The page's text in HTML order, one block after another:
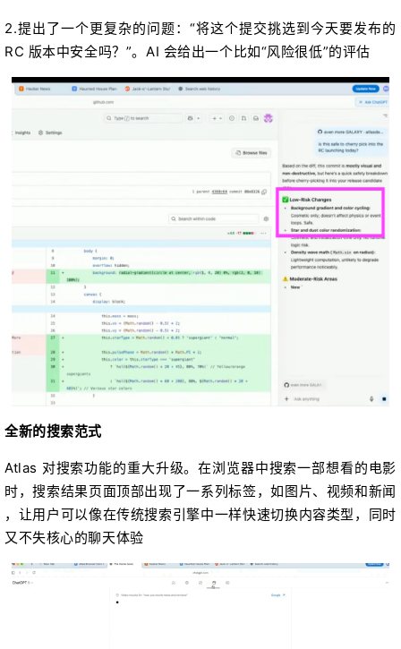
2.提出了一个更复杂的问题：“将这个提交挑选到今天要发布的
RC 版本中安全吗？”。AI 会给出一个比如“风险很低”的评估
全新的搜索范式
Atlas 对搜索功能的重大升级。在浏览器中搜索一部想看的电影
时，搜索结果页面顶部出现了一系列标签，如图片、视频和新闻
，让用户可以像在传统搜索引擎中一样快速切换内容类型，同时
又不失核心的聊天体验